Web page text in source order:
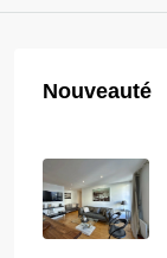
Nouveauté